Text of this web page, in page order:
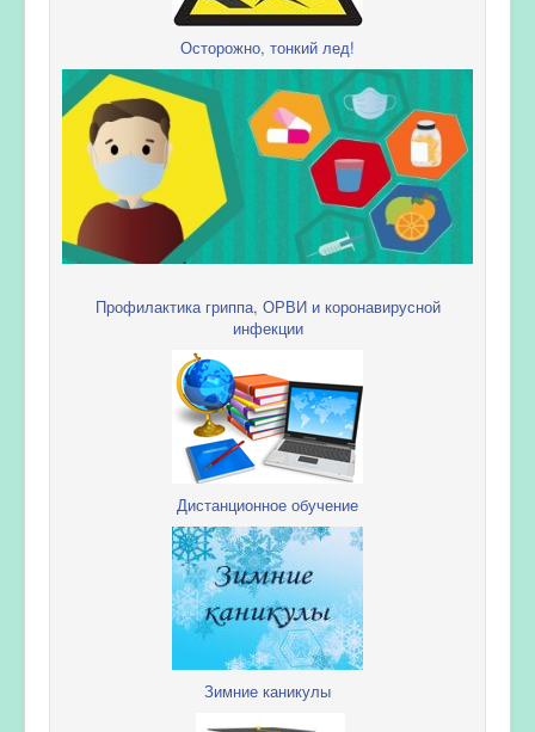
Осторожно, тонкий лед!
Профилактика гриппа, ОРВИ и коронавирусной
инфекции
Дистанционное обучение
Зимние каникулы